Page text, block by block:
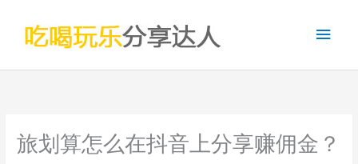
容
主
菜
旅划算怎么在抖音上分享赚佣金？